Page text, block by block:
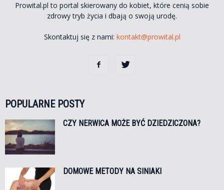
Prowital.pl to portal skierowany do kobiet, które cenią sobie
zdrowy tryb życia i dbają o swoją urodę.
Skontaktuj się z nami: kontakt@prowital.pl
POPULARNE POSTY
CZY NERWICA MOŻE BYĆ DZIEDZICZONA?
DOMOWE METODY NA SINIAKI